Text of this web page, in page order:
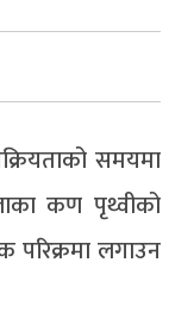
समयमा
कण पृथ्वीको
परिक्रमा लगाउन